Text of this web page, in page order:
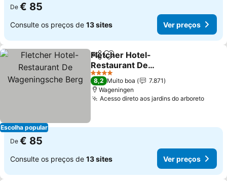
De € 85
Consulte os preços de 13 sites Ver preços
Escolha popular
PartilharAdicionar aos favoritos
Fletcher Hotel-
Restaurant De
Wageningsche Berg
Ver preços
4 Estrelas
8,2 Muito boa
7.871
Wageningen
Acesso direto aos jardins do arboretoVer
De € 85
Consulte os preços de 13 sites Ver preços